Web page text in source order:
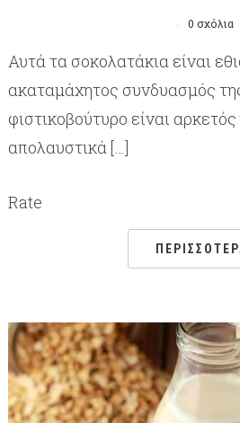
0 σχόλια
Αυτά τα σοκολατάκια είναι
ακαταμάχητος συνδυασμός
φιστικοβούτυρο είναι
απολαυστικά […]
Rate